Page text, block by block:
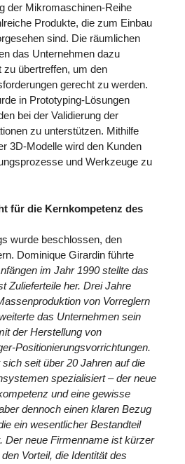
der Mikromaschinen-Reihe
Produkte, die zum Einbau
sind. Die räumlichen
das Unternehmen dazu
übertreffen, um den
gerecht zu werden.
in Prototyping-Lösungen
bei der Validierung der
zu unterstützen. Mithilfe
3D-Modelle wird den Kunden
und Werkzeuge zu
für die Kernkompetenz des
wurde beschlossen, den
Dominique Girardin führte
im Jahr 1990 stellte das
Zulieferteile her. Drei Jahre
von Vorreglern
das Unternehmen sein
der Herstellung von
Positionierungsvorrichtungen.
seit über 20 Jahren auf die
spezialisiert – der neue
und eine gewisse
dennoch einen klaren Bezug
ein wesentlicher Bestandteil
Der neue Firmenname ist kürzer
Vorteil, die Identität des